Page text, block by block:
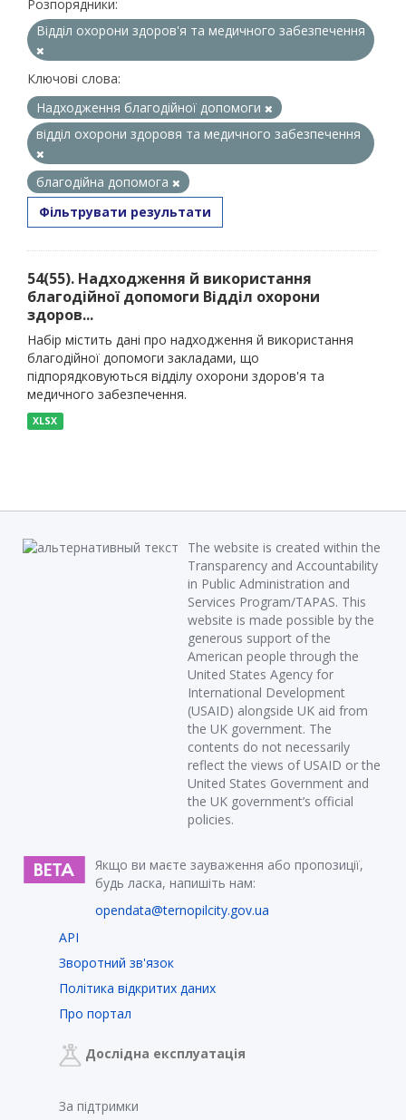
Розпорядники:
Відділ охорони здоров'я та медичного забезпечення
Ключові слова:
Надходження благодійної допомоги
відділ охорони здоровя та медичного забезпечення
благодійна допомога
Фільтрувати результати
54(55). Надходження й використання
благодійної допомоги Відділ охорони
здоров...
Набір містить дані про надходження й використання
благодійної допомоги закладами, що
підпорядковуються відділу охорони здоров'я та
медичного забезпечення.
XLSX
The website is created within the
Transparency and Accountability
in Public Administration and
Services Program/TAPAS. This
website is made possible by the
generous support of the
American people through the
United States Agency for
International Development
(USAID) alongside UK aid from
the UK government. The
contents do not necessarily
reflect the views of USAID or the
United States Government and
the UK government’s official
policies.
Якщо ви маєте зауваження або пропозиції,
будь ласка, напишіть нам:
opendata@ternopilcity.gov.ua
API
Зворотний зв'язок
Політика відкритих даних
Про портал
Дослідна експлуатація
За підтримки